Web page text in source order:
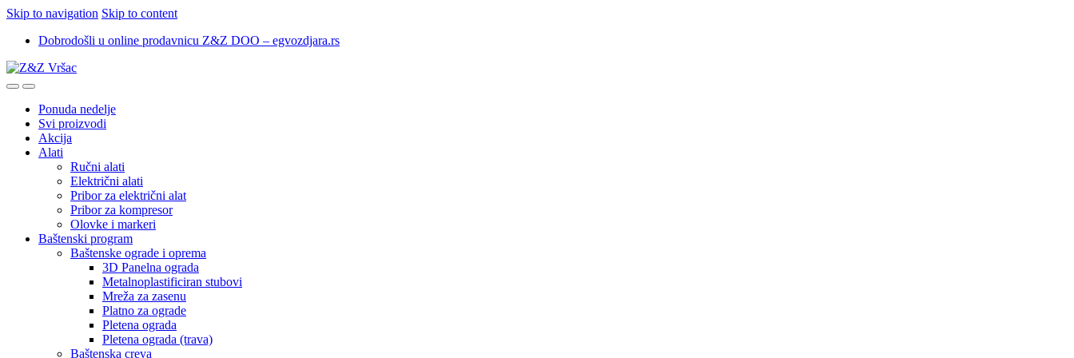
Skip to navigation Skip to content
Dobrodošli u online prodavnicu Z&Z DOO – egvozdjara.rs
Ponuda nedelje
Svi proizvodi
Akcija
Alati
Ručni alati
Električni alati
Pribor za električni alat
Pribor za kompresor
Olovke i markeri
Baštenski program
Baštenske ograde i oprema
3D Panelna ograda
Metalnoplastificiran stubovi
Mreža za zasenu
Platno za ograde
Pletena ograda
Pletena ograda (trava)
Baštenska creva